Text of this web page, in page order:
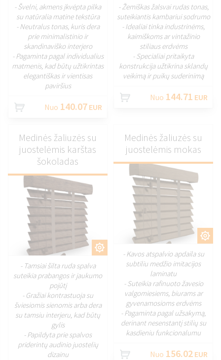
- Švelni, akmens įkvėpta pilka
su natūralia matine tekstūra
- Neutralus tonas, kuris dera
prie minimalistinio ir
skandinaviško interjero
- Pagaminta pagal individualius
matmenis, kad būtų užtikrintas
elegantiškas ir vientisas
paviršius
Nuo 140.07 EUR
- Žemiškas žalsvai rudas tonas,
suteikiantis kambariui sodrumo
- Idealiai tinka industrinėms,
kaimiškoms ar vintažinio
stiliaus erdvėms
- Specialiai pritaikyta
konstrukcija užtikrina sklandų
veikimą ir puikų suderinimą
Nuo 144.71 EUR
PRITAIKYTI
Medinės žaliuzės su
juostelėmis karštas
šokoladas
- Tamsiai šilta ruda spalva
suteikia prabangos ir jaukumo
pojūtį
- Gražiai kontrastuoja su
šviesiomis sienomis arba dera
su tamsiu interjeru, kad būtų
gylis
- Papildyta prie spalvos
priderintų audinio juostelių
dizainu
PRITAIKYTI
Medinės žaliuzės su
juostelėmis mokas
- Kavos atspalvio apdaila su
subtiliu medžio imitacijos
laminatu
- Suteikia rafinuoto žavesio
valgomiesiems, biurams ar
gyvenamosioms erdvėms
- Pagaminta pagal užsakymą,
derinant nesenstantį stilių su
kasdieniu funkcionalumu
Nuo 156.02 EUR